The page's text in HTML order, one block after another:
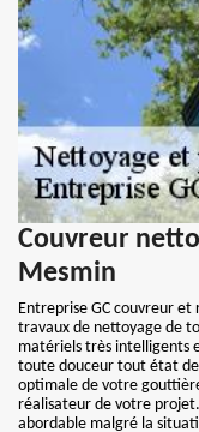
Couvreur
Mesmin
Entreprise GC couvreur
travaux de nettoyage de
matériels très intelligents
toute douceur tout état
optimale de votre
réalisateur de votre
abordable malgré la